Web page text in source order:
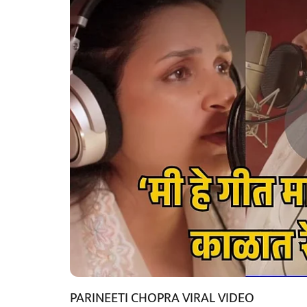
PARINEETI CHOPRA VIRAL VIDEO